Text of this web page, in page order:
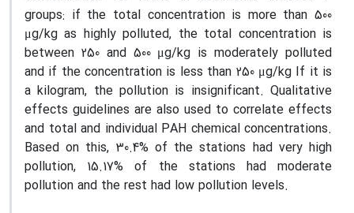
groups: if the total concentration is more than 500
μg/kg as highly polluted, the total concentration is
between 250 and 500 μg/kg is moderately polluted
and if the concentration is less than 250 μg/kg If it is
a kilogram, the pollution is insignificant. Qualitative
effects guidelines are also used to correlate effects
and total and individual PAH chemical concentrations.
Based on this, 30.4% of the stations had very high
pollution, 15.17% of the stations had moderate
pollution and the rest had low pollution levels.